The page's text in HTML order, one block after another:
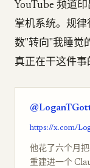
YouTube 频道
掌机系统。规
数"转向"我睡觉
真正在干这件事
https://x.com/
他花了六个月
重建进一个